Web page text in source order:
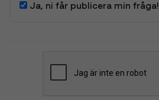
Ja, ni får publicera min fråga!